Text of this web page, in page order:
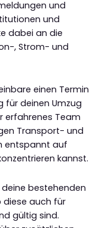
und
und
dabei an die
, Strom- und
einen Termin
für deinen Umzug
erfahrenes Team
Transport- und
entspannt auf
kannst.
deine bestehenden
diese auch für
gültig sind.